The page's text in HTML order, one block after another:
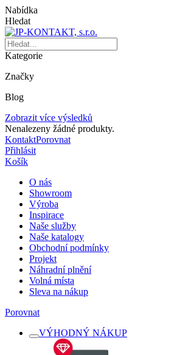
Nabídka
Hledat
Kategorie
Značky
Blog
Zobrazit více výsledků
Nenalezeny žádné produkty.
KontaktPorovnat
Přihlásit
Košík
O nás
Showroom
Výroba
Inspirace
Naše služby
Naše katalogy
Obchodní podmínky
Projekt
Náhradní plnění
Volná místa
Sleva na nákup
Porovnat
VÝHODNÝ NÁKUP